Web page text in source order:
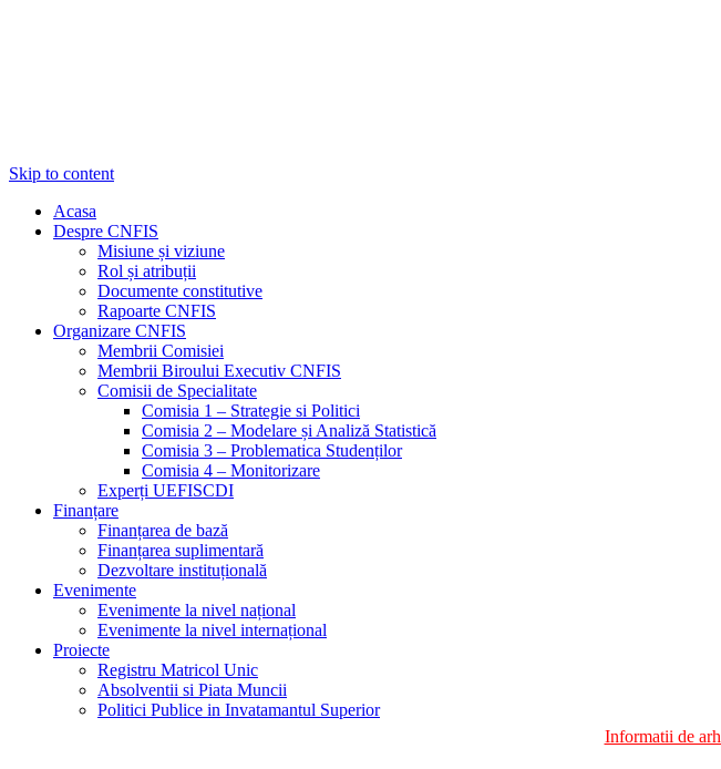
Skip to content
Acasa
Despre CNFIS
Misiune și viziune
Rol și atribuții
Documente constitutive
Rapoarte CNFIS
Organizare CNFIS
Membrii Comisiei
Membrii Biroului Executiv CNFIS
Comisii de Specialitate
Comisia 1 – Strategie si Politici
Comisia 2 – Modelare și Analiză Statistică
Comisia 3 – Problematica Studenților
Comisia 4 – Monitorizare
Experți UEFISCDI
Finanțare
Finanțarea de bază
Finanțarea suplimentară
Dezvoltare instituțională
Evenimente
Evenimente la nivel național
Evenimente la nivel internațional
Proiecte
Registru Matricol Unic
Absolventii si Piata Muncii
Politici Publice in Invatamantul Superior
Informatii de